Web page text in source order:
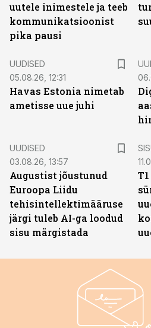
uutele inimestele ja teeb
kommunikatsioonist
pika pausi
UUDISED
05.08.26, 12:31
Havas Estonia nimetab
ametisse uue juhi
UUDISED
03.08.26, 13:57
Augustist jõustunud
Euroopa Liidu
tehisintellektimääruse
järgi tuleb AI-ga loodud
sisu märgistada